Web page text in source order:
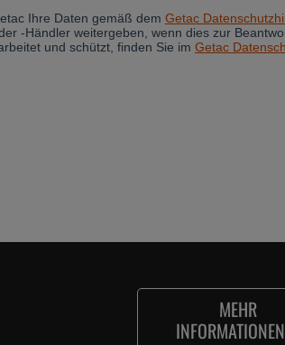
MEHR
INFORMATIONEN